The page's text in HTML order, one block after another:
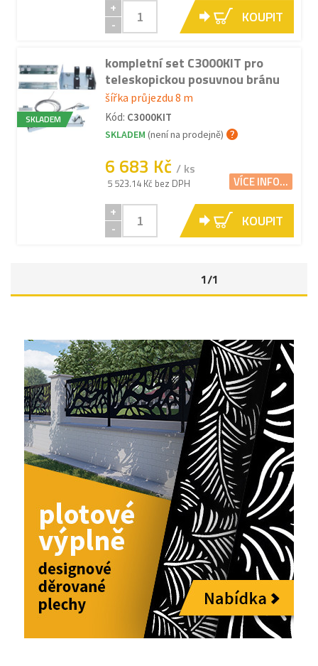
+
-
KOUPIT
SKLADEM
kompletní set C3000KIT pro
teleskopickou posuvnou bránu
šířka průjezdu 8 m
Kód: C3000KIT
SKLADEM (není na prodejně)
6 683 Kč / ks
5 523.14 Kč bez DPH VÍCE INFO...
+
-
KOUPIT
1/1